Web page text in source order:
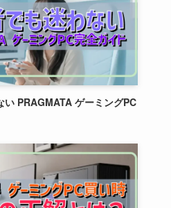
い PRAGMATA ゲーミングPC